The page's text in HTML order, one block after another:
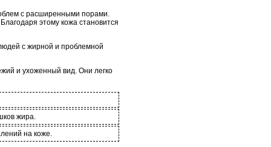
с расширенными порами.
этому кожа становится
с жирной и проблемной
и ухоженный вид. Они легко
жира.
на коже.